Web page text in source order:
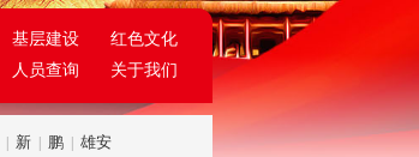
基层建设
红色文化
人员查询 关于我们
| 新 | 鹏 | 雄安